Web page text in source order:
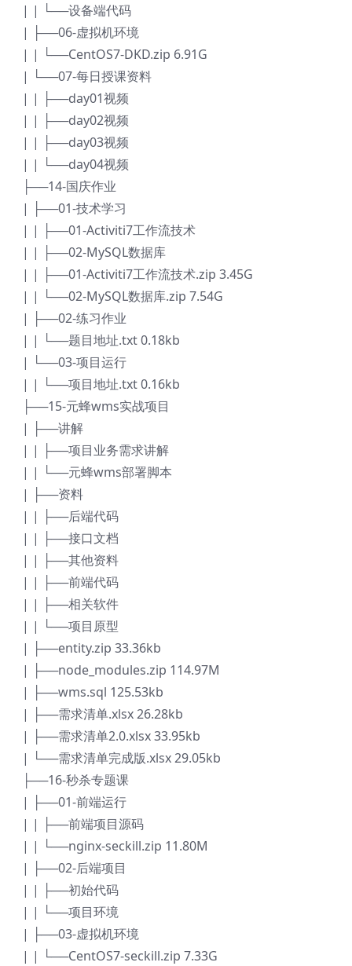
| | └──设备端代码
| ├──06-虚拟机环境
| | └──CentOS7-DKD.zip 6.91G
| └──07-每日授课资料
| | ├──day01视频
| | ├──day02视频
| | ├──day03视频
| | └──day04视频
├──14-国庆作业
| ├──01-技术学习
| | ├──01-Activiti7工作流技术
| | ├──02-MySQL数据库
| | ├──01-Activiti7工作流技术.zip 3.45G
| | └──02-MySQL数据库.zip 7.54G
| ├──02-练习作业
| | └──题目地址.txt 0.18kb
| └──03-项目运行
| | └──项目地址.txt 0.16kb
├──15-元蜂wms实战项目
| ├──讲解
| | ├──项目业务需求讲解
| | └──元蜂wms部署脚本
| ├──资料
| | ├──后端代码
| | ├──接口文档
| | ├──其他资料
| | ├──前端代码
| | ├──相关软件
| | └──项目原型
| ├──entity.zip 33.36kb
| ├──node_modules.zip 114.97M
| ├──wms.sql 125.53kb
| ├──需求清单.xlsx 26.28kb
| ├──需求清单2.0.xlsx 33.95kb
| └──需求清单完成版.xlsx 29.05kb
├──16-秒杀专题课
| ├──01-前端运行
| | ├──前端项目源码
| | └──nginx-seckill.zip 11.80M
| ├──02-后端项目
| | ├──初始代码
| | └──项目环境
| ├──03-虚拟机环境
| | └──CentOS7-seckill.zip 7.33G